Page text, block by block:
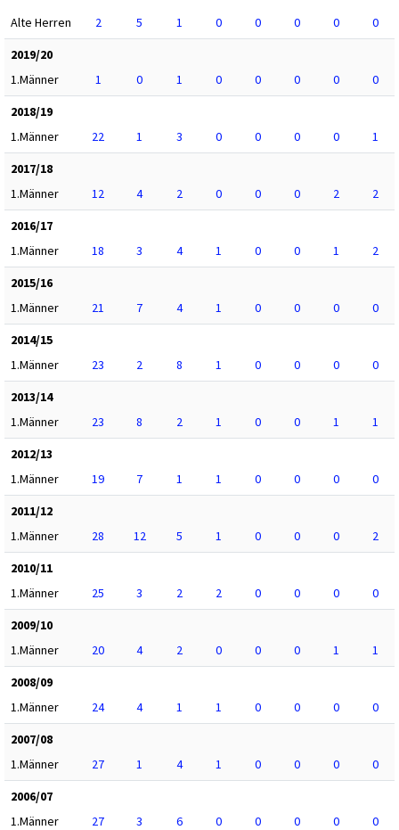
Alte Herren 2 5 1 0 0 0 0
0
2019/20
1.Männer
1 0 1 0 0 0 0
0
2018/19
1.Männer
22 1 3 0 0 0 0
1
2017/18
1.Männer
12 4 2 0 0 0 2
2
2016/17
1.Männer
18 3 4 1 0 0 1
2
2015/16
1.Männer
21 7 4 1 0 0 0
0
2014/15
1.Männer
23 2 8 1 0 0 0
0
2013/14
1.Männer
23 8 2 1 0 0 1
1
2012/13
1.Männer
19 7 1 1 0 0 0
0
2011/12
1.Männer
28 12 5 1 0 0 0
2
2010/11
1.Männer
25 3 2 2 0 0 0
0
2009/10
1.Männer
20 4 2 0 0 0 1
1
2008/09
1.Männer
24 4 1 1 0 0 0
0
2007/08
1.Männer
27 1 4 1 0 0 0
0
2006/07
1.Männer
27 3 6 0 0 0 0
0